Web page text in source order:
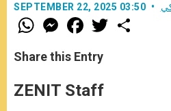
SEPTEMBER 22, 2025 03:50
W
h
t
s
p
p
M
e
s
e
g
e
F
a
e
b
o
k
w
Share this Entry
ZENIT Staff